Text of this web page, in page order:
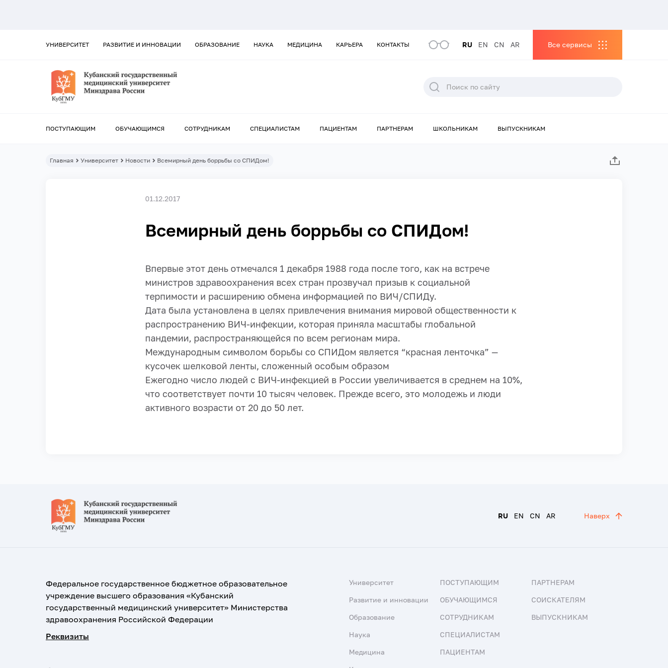
УНИВЕРСИТЕТ РАЗВИТИЕ И ИННОВАЦИИ ОБРАЗОВАНИЕ НАУКА МЕДИЦИНА КАРЬЕРА КОНТАКТЫ RU EN CN AR Все сервисы
ПОСТУПАЮЩИМ ОБУЧАЮЩИМСЯ СОТРУДНИКАМ СПЕЦИАЛИСТАМ ПАЦИЕНТАМ ПАРТНЕРАМ ШКОЛЬНИКАМ ВЫПУСКНИКАМ
Главная Университет Новости Всемирный день боррьбы со СПИДом!
01.12.2017
Всемирный день боррьбы со СПИДом!
Впервые этот день отмечался 1 декабря 1988 года после того, как на встрече
министров здравоохранения всех стран прозвучал призыв к социальной
терпимости и расширению обмена информацией по ВИЧ/СПИДу.
Дата была установлена в целях привлечения внимания мировой общественности к
распространению ВИЧ-инфекции, которая приняла масштабы глобальной
пандемии, распространяющейся по всем регионам мира.
Международным символом борьбы со СПИДом является “красная ленточка” —
кусочек шелковой ленты, сложенный особым образом
Ежегодно число людей с ВИЧ-инфекцией в России увеличивается в среднем на 10%,
что соответствует почти 10 тысяч человек. Прежде всего, это молодежь и люди
активного возрасти от 20 до 50 лет.
RU EN CN AR Наверх
Федеральное государственное бюджетное образовательное
учреждение высшего образования «Кубанский
государственный медицинский университет» Министерства
здравоохранения Российской Федерации
Реквизиты
Университет
Развитие и инновации
Образование
Наука
Медицина
ПОСТУПАЮЩИМ
ОБУЧАЮЩИМСЯ
СОТРУДНИКАМ
СПЕЦИАЛИСТАМ
ПАЦИЕНТАМ
ПАРТНЕРАМ
СОИСКАТЕЛЯМ
ВЫПУСКНИКАМ